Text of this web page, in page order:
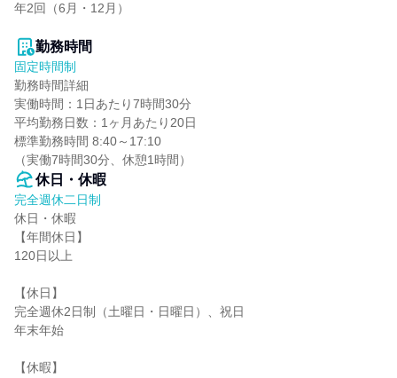
年2回（6月・12月）
勤務時間
固定時間制
勤務時間詳細
実働時間：1日あたり7時間30分
平均勤務日数：1ヶ月あたり20日
標準勤務時間 8:40～17:10
（実働7時間30分、休憩1時間）
休日・休暇
完全週休二日制
休日・休暇
【年間休日】
120日以上
【休日】
完全週休2日制（土曜日・日曜日）、祝日
年末年始
【休暇】